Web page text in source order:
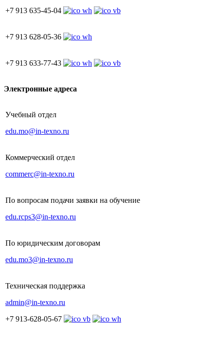
+7 913 635-45-04
+7 913 628-05-36
+7 913 633-77-43
Электронные адреса
Учебный отдел
edu.mo@in-texno.ru
Коммерческий отдел
commerc@in-texno.ru
По вопросам подачи заявки на обучение
edu.rcps3@in-texno.ru
По юридическим договорам
edu.mo3@in-texno.ru
Техническая поддержка
admin@in-texno.ru
+7 913-628-05-67